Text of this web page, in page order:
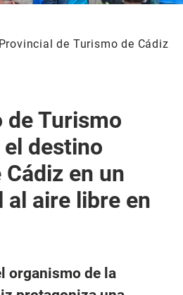
de Turismo de Cádiz
de Turismo
destino
en un
al aire libre en
organismo de la